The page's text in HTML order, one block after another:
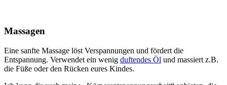
Massagen
Eine sanfte Massage löst Verspannungen und fördert die
Entspannung. Verwendet ein wenig duftendes Öl und massiert z.B.
die Füße oder den Rücken eures Kindes.